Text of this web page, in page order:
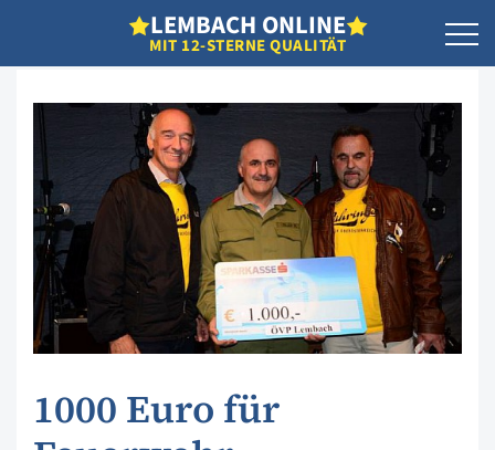
LEMBACH ONLINE
MIT 12-STERNE QUALITÄT
1000 Euro für